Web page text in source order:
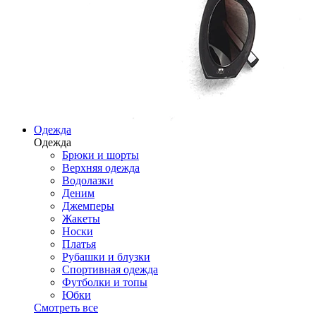
Одежда
Одежда
Брюки и шорты
Верхняя одежда
Водолазки
Деним
Джемперы
Жакеты
Носки
Платья
Рубашки и блузки
Спортивная одежда
Футболки и топы
Юбки
Смотреть все